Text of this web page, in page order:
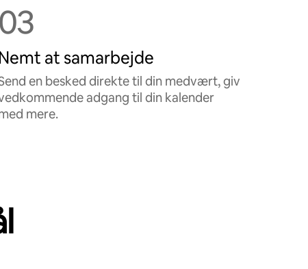
03
at samarbejde
en besked direkte til din medvært, giv
adgang til din kalender
mere.